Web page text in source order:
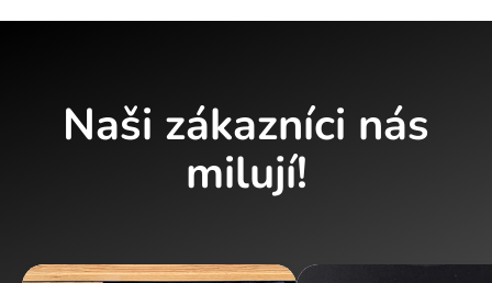
Naši zákazníci nás
milují!